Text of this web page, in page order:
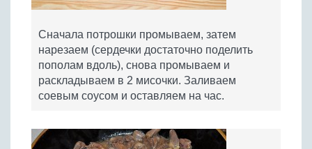
Сначала потрошки промываем, затем
нарезаем (сердечки достаточно поделить
пополам вдоль), снова промываем и
раскладываем в 2 мисочки. Заливаем
соевым соусом и оставляем на час.